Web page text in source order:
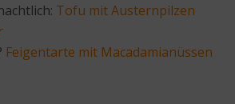
Tofu mit Austernpilzen
Feigentarte mit Macadamianüssen